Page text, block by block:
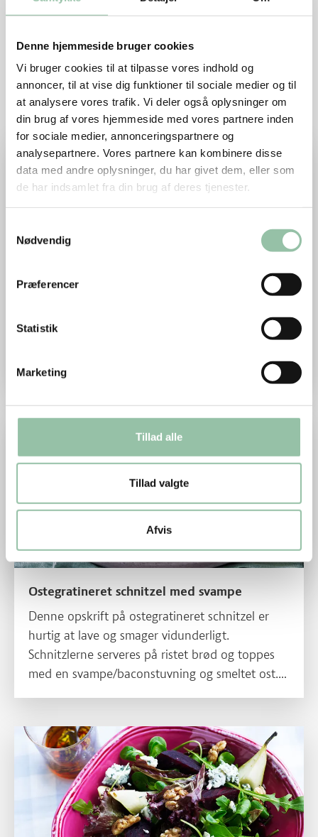
Denne hjemmeside bruger cookies
Vi bruger cookies til at tilpasse vores indhold og
annoncer, til at vise dig funktioner til sociale medier og til
at analysere vores trafik. Vi deler også oplysninger om
din brug af vores hjemmeside med vores partnere inden
for sociale medier, annonceringspartnere og
analysepartnere. Vores partnere kan kombinere disse
data med andre oplysninger, du har givet dem, eller som
de har indsamlet fra din brug af deres tjenester.
Nødvendig
Præferencer
Statistik
Marketing
Tillad alle
Tillad valgte
Afvis
Opskriften er venligst udlånt af
Relaterede opskrifter
Læs mere om Krebinetter med ost og purløg
Saftige krebinetter med ost og purløg. Serveres
sammen med kartoffelmos og en sprød salat.
Læs mere om Ostegratineret schnitzel med svampe
Ostegratineret schnitzel med svampe
Denne opskrift på ostegratineret schnitzel er
hurtig at lave og smager vidunderligt.
Schnitzlerne serveres på ristet brød og toppes
med en svampe/baconstuvning og smeltet ost.
Læs mere om Rødbedesalat med pærer og blå ost